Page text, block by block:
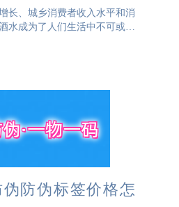
长、城乡消费者收入水平和消
水成为了人们生活中不可或缺
在显著提升。为了更好地满足
伪防伪标签价格怎